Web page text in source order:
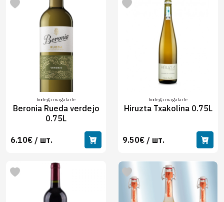
bodega magalarte
Beronia Rueda verdejo
0.75L
6.10€ / шт.
bodega magalarte
Hiruzta Txakolina 0.75L
9.50€ / шт.